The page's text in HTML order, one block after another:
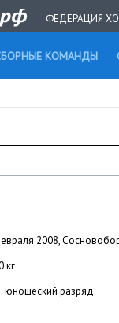
ФЕДЕРАЦИЯ
КОМАНДЫ
2008,
кг
юношеский разряд